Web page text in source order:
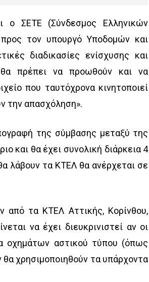
ο ΣΕΤΕ (Σύνδεσμος Ελληνικών
τον υπουργό Υποδομών και
διαδικασίες ενίσχυσης και
θα πρέπει να προωθούν και να
που ταυτόχρονα κινητοποιεί
την απασχόληση».
της σύμβασης μεταξύ της
και θα έχει συνολική διάρκεια 4
λάβουν τα ΚΤΕΛ θα ανέρχεται σε
από τα ΚΤΕΛ Αττικής, Κορίνθου,
να έχει διευκρινιστεί αν οι
οχημάτων αστικού τύπου (όπως
χρησιμοποιηθούν τα υπάρχοντα